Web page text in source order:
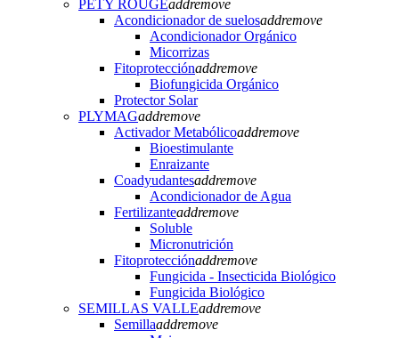
PETY ROUGEaddremove
Acondicionador de suelosaddremove
Acondicionador Orgánico
Micorrizas
Fitoprotecciónaddremove
Biofungicida Orgánico
Protector Solar
PLYMAGaddremove
Activador Metabólicoaddremove
Bioestimulante
Enraizante
Coadyudantesaddremove
Acondicionador de Agua
Fertilizanteaddremove
Soluble
Micronutrición
Fitoprotecciónaddremove
Fungicida - Insecticida Biológico
Fungicida Biológico
SEMILLAS VALLEaddremove
Semillaaddremove